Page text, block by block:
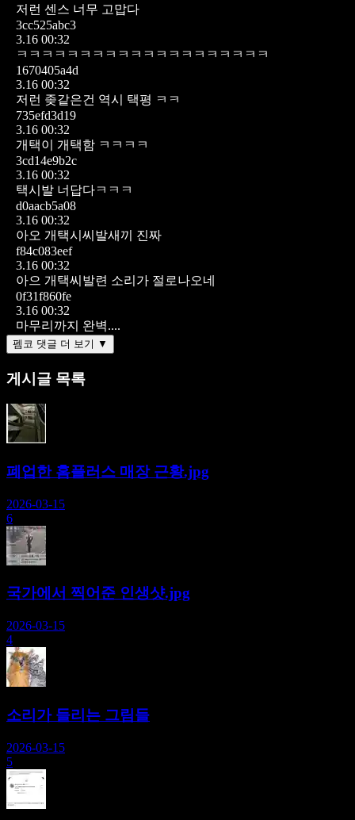
저런 센스 너무 고맙다
3cc525abc3
3.16 00:32
ㅋㅋㅋㅋㅋㅋㅋㅋㅋㅋㅋㅋㅋㅋㅋㅋㅋㅋㅋㅋ
1670405a4d
3.16 00:32
저런 좆같은건 역시 택평 ㅋㅋ
735efd3d19
3.16 00:32
개택이 개택함 ㅋㅋㅋㅋ
3cd14e9b2c
3.16 00:32
택시발 너답다ㅋㅋㅋ
d0aacb5a08
3.16 00:32
아오 개택시씨발새끼 진짜
f84c083eef
3.16 00:32
아으 개택씨발련 소리가 절로나오네
0f31f860fe
3.16 00:32
마무리까지 완벽....
펨코 댓글 더 보기 ▼
게시글 목록
폐업한 홈플러스 매장 근황.jpg
2026-03-15
6
국가에서 찍어준 인생샷.jpg
2026-03-15
4
소리가 들리는 그림들
2026-03-15
5